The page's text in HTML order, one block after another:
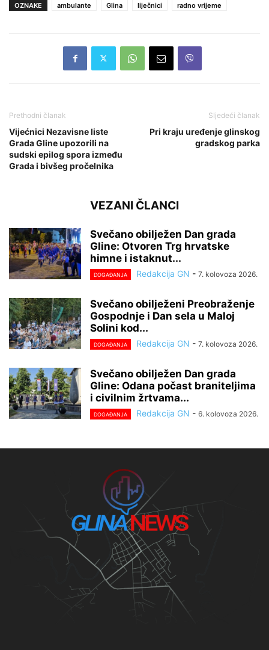
OZNAKE ambulante Glina liječnici radno vrijeme
Prethodni članak
Vijećnici Nezavisne liste
Grada Gline upozorili na
sudski epilog spora između
Grada i bivšeg pročelnika
Sljedeći članak
Pri kraju uređenje glinskog
gradskog parka
VEZANI ČLANCI
Svečano obilježen Dan grada
Gline: Otvoren Trg hrvatske
himne i istaknut...
DOGAĐANJA Redakcija GN - 7. kolovoza 2026.
Svečano obilježeni Preobraženje
Gospodnje i Dan sela u Maloj
Solini kod...
DOGAĐANJA Redakcija GN - 7. kolovoza 2026.
Svečano obilježen Dan grada
Gline: Odana počast braniteljima
i civilnim žrtvama...
DOGAĐANJA Redakcija GN - 6. kolovoza 2026.